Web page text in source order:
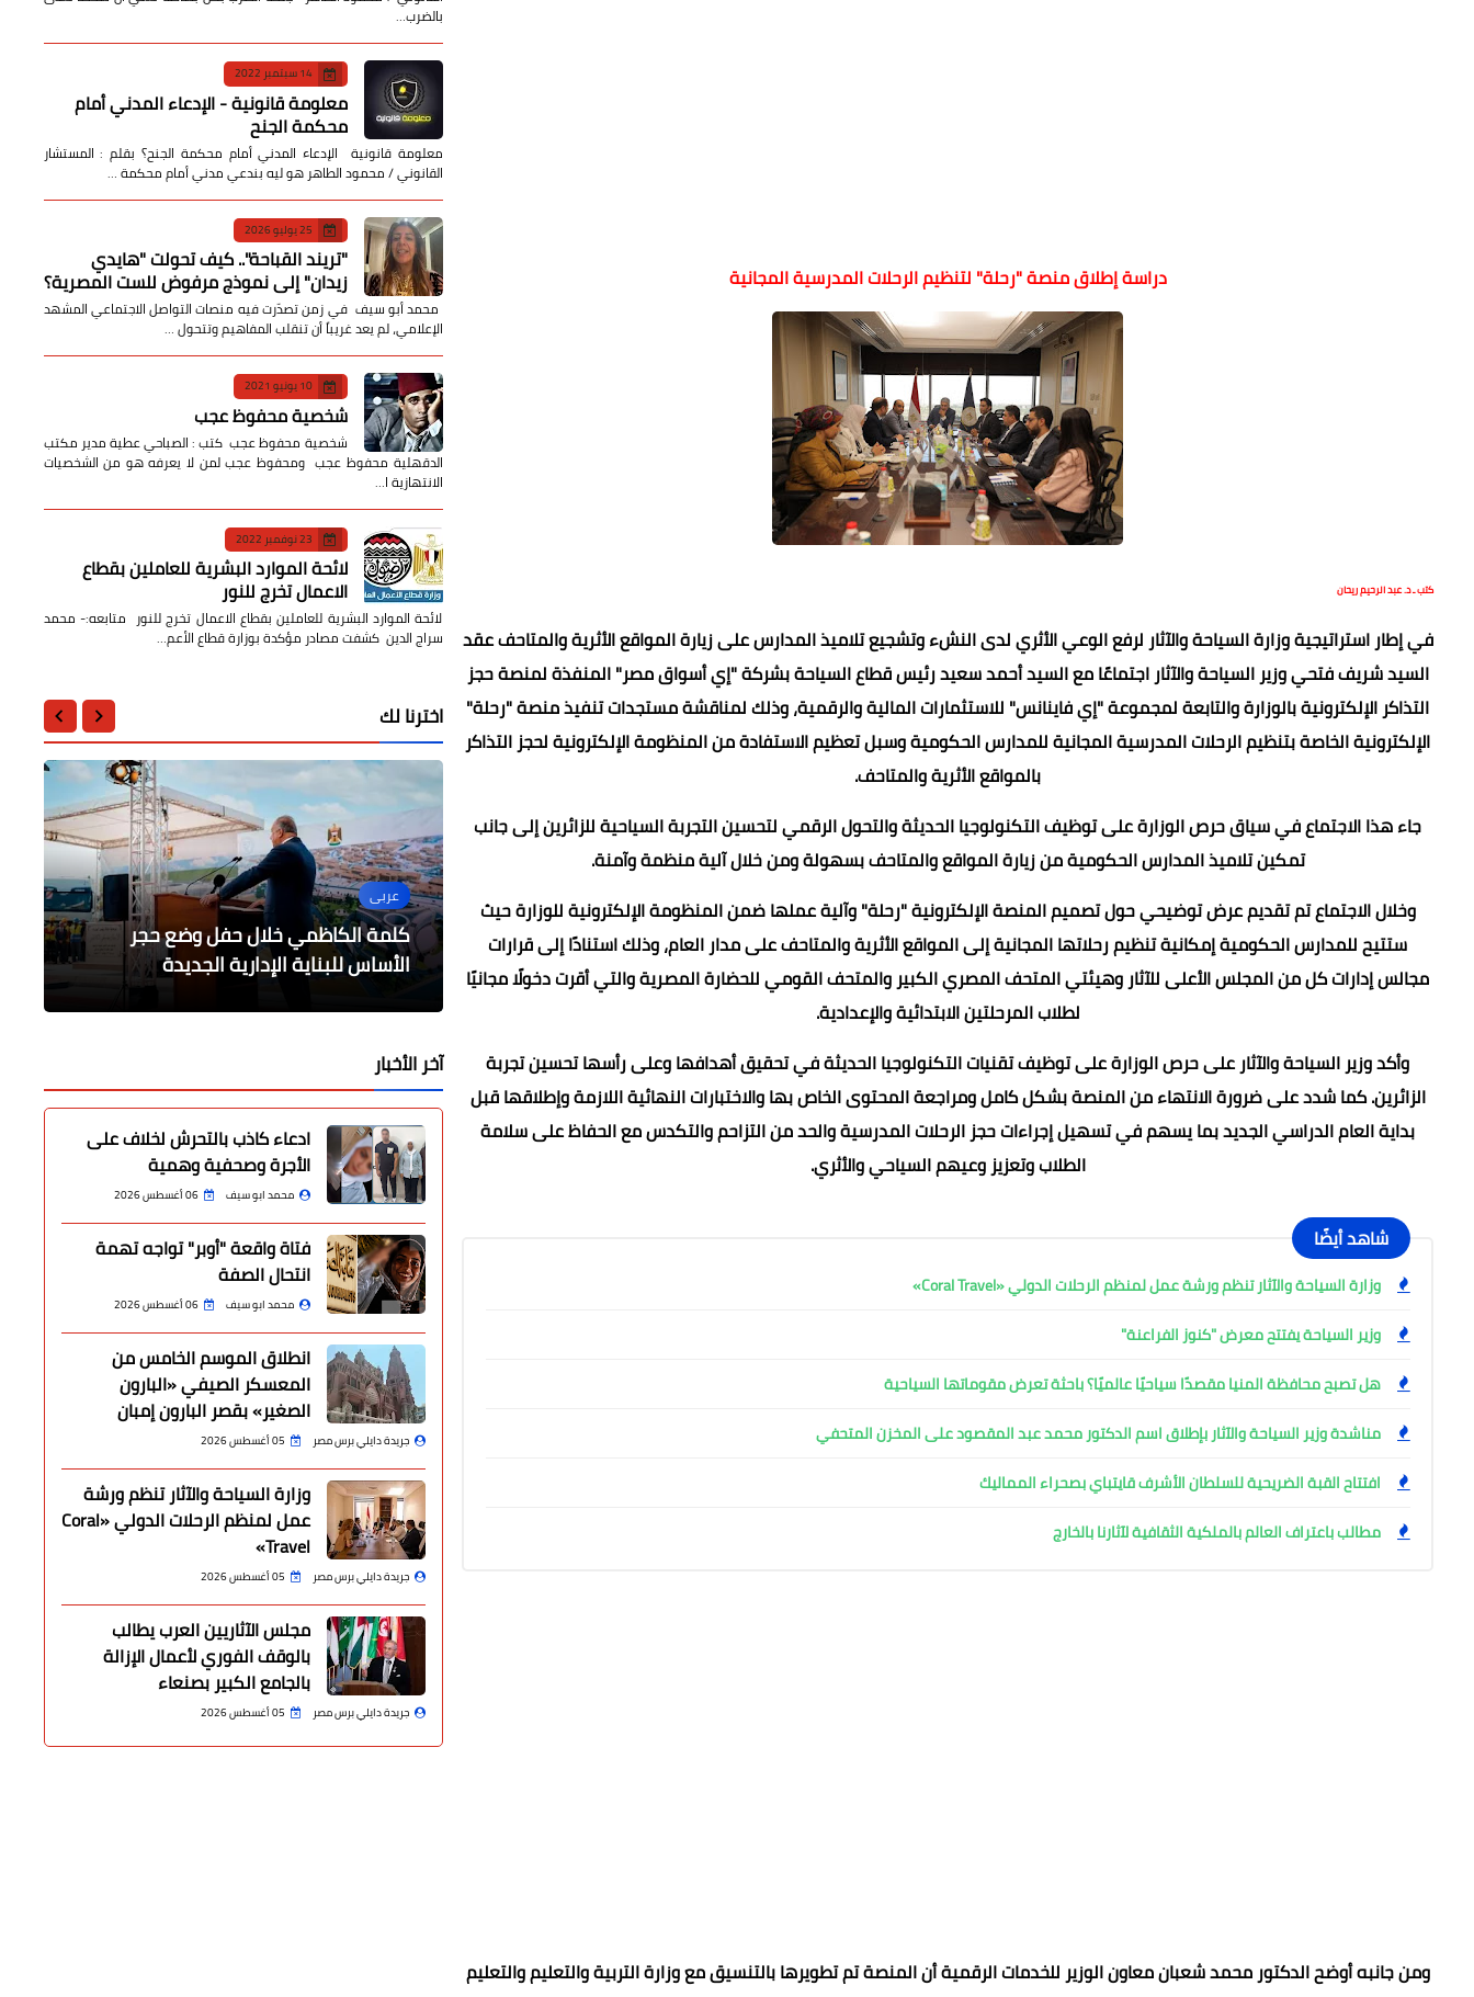
دراسة إطلاق منصة "رحلة" لتنظيم الرحلات المدرسية المجانية
كتب ـ د. عبد الرحيم ريحان
في إطار استراتيجية وزارة السياحة والآثار لرفع الوعي الأثري لدى النشء وتشجيع تلاميذ المدارس على زيارة المواقع الأثرية والمتاحف عقد
السيد شريف فتحي وزير السياحة والآثار اجتماعًا مع السيد أحمد سعيد رئيس قطاع السياحة بشركة "إي أسواق مصر" المنفذة لمنصة حجز
التذاكر الإلكترونية بالوزارة والتابعة لمجموعة "إي فاينانس" للاستثمارات المالية والرقمية، وذلك لمناقشة مستجدات تنفيذ منصة "رحلة"
الإلكترونية الخاصة بتنظيم الرحلات المدرسية المجانية للمدارس الحكومية وسبل تعظيم الاستفادة من المنظومة الإلكترونية لحجز التذاكر
بالمواقع الأثرية والمتاحف.
جاء هذا الاجتماع في سياق حرص الوزارة على توظيف التكنولوجيا الحديثة والتحول الرقمي لتحسين التجربة السياحية للزائرين إلى جانب
تمكين تلاميذ المدارس الحكومية من زيارة المواقع والمتاحف بسهولة ومن خلال آلية منظمة وآمنة.
وخلال الاجتماع تم تقديم عرض توضيحي حول تصميم المنصة الإلكترونية "رحلة" وآلية عملها ضمن المنظومة الإلكترونية للوزارة حيث
ستتيح للمدارس الحكومية إمكانية تنظيم رحلاتها المجانية إلى المواقع الأثرية والمتاحف على مدار العام، وذلك استنادًا إلى قرارات
مجالس إدارات كل من المجلس الأعلى للآثار وهيئتي المتحف المصري الكبير والمتحف القومي للحضارة المصرية والتي أقرت دخولًا مجانيًا
لطلاب المرحلتين الابتدائية والإعدادية.
وأكد وزير السياحة والآثار على حرص الوزارة على توظيف تقنيات التكنولوجيا الحديثة في تحقيق أهدافها وعلى رأسها تحسين تجربة
الزائرين. كما شدد على ضرورة الانتهاء من المنصة بشكل كامل ومراجعة المحتوى الخاص بها والاختبارات النهائية اللازمة وإطلاقها قبل
بداية العام الدراسي الجديد بما يسهم في تسهيل إجراءات حجز الرحلات المدرسية والحد من التزاحم والتكدس مع الحفاظ على سلامة
الطلاب وتعزيز وعيهم السياحي والأثري.
شاهد أيضًا
وزارة السياحة والآثار تنظم ورشة عمل لمنظم الرحلات الدولي «Coral Travel»
وزير السياحة يفتتح معرض "كنوز الفراعنة"
هل تصبح محافظة المنيا مقصدًا سياحيًا عالميًا؟ باحثة تعرض مقوماتها السياحية
مناشدة وزير السياحة والآثار بإطلاق اسم الدكتور محمد عبد المقصود على المخزن المتحفي
افتتاح القبة الضريحية للسلطان الأشرف قايتباي بصحراء المماليك
مطالب باعتراف العالم بالملكية الثقافية لآثارنا بالخارج
ومن جانبه أوضح الدكتور محمد شعبان معاون الوزير للخدمات الرقمية أن المنصة تم تطويرها بالتنسيق مع وزارة التربية والتعليم والتعليم
بالضرب…
14 سبتمبر 2022
معلومة قانونية - الإدعاء المدني أمام
محكمة الجنح
معلومة قانونية الإدعاء المدني أمام محكمة الجنح؟ بقلم : المستشار
القانوني / محمود الطاهر هو ليه بندعي مدني أمام محكمة …
25 يوليو 2026
​"تريند القباحة".. كيف تحولت "هايدي
زيدان" إلى نموذج مرفوض للست المصرية؟
​ محمد أبو سيف ​في زمن تصدّرت فيه منصات التواصل الاجتماعي المشهد
الإعلامي، لم يعد غريباً أن تنقلب المفاهيم وتتحول …
10 يونيو 2021
شخصية محفوظ عجب
شخصية محفوظ عجب كتب : الصباحي عطية مدير مكتب
الدقهلية محفوظ عجب ومحفوظ عجب لمن لا يعرفه هو من الشخصيات
الانتهازية ا…
23 نوفمبر 2022
لائحة الموارد البشرية للعاملين بقطاع
الاعمال تخرج للنور
لائحة الموارد البشرية للعاملين بقطاع الاعمال تخرج للنور متابعه:- محمد
سراج الدين كشفت مصادر مؤكدة بوزارة قطاع الأعم…
اخترنا لك
21 فبراير 2022
عربى
كلمة الكاظمي خلال حفل وضع حجر
الأساس للبناية الإدارية الجديدة
21 فبراير 2022
فن
16 مليون دولار ثروة الفنان وائل كفوري
21 فبراير 2022
عربى
وزارة الداخلية التونسية تنظم دورة
تكوينية مشتركة بين الصحفيين
والأمنيين
21 فبراير 2022
عربى
شراكة جزائرية كوبية
21 فبراير 2022
....
وزارة الأوقاف والاستعداد لشهر رمضان
آخر الأخبار
ادعاء كاذب بالتحرش لخلاف على
الأجرة وصحفية وهمية
محمد ابو سيف 06 أغسطس 2026
فتاة واقعة "أوبر" تواجه تهمة
انتحال الصفة
محمد ابو سيف 06 أغسطس 2026
انطلاق الموسم الخامس من
المعسكر الصيفي «البارون
الصغير» بقصر البارون إمبان
جريدة دايلي برس مصر 05 أغسطس 2026
وزارة السياحة والآثار تنظم ورشة
عمل لمنظم الرحلات الدولي «Coral
Travel»
جريدة دايلي برس مصر 05 أغسطس 2026
مجلس الآثاريين العرب يطالب
بالوقف الفوري لأعمال الإزالة
بالجامع الكبير بصنعاء
جريدة دايلي برس مصر 05 أغسطس 2026